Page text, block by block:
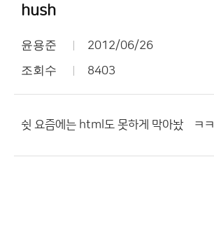
hush
윤용준 2012/06/26
조회수 8403
쉿 요즘에는 html도 못하게 막아놨냌ㅋㅋ